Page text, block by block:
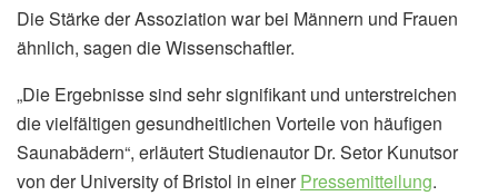
Die Stärke der Assoziation war bei Männern und Frauen
ähnlich, sagen die Wissenschaftler.
„Die Ergebnisse sind sehr signifikant und unterstreichen
die vielfältigen gesundheitlichen Vorteile von häufigen
Saunabädern“, erläutert Studienautor Dr. Setor Kunutsor
von der University of Bristol in einerPressemitteilung.